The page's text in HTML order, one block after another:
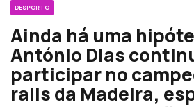
DESPORTO
Ainda há uma
António Dias
participar no
ralis da Madeira,